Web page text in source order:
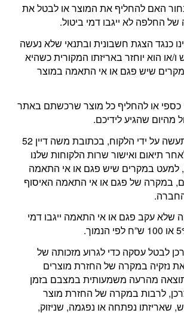
האם להחליף את המוצר או לבטל את
החלפה לא ייגבו דמי ביטול.
כנגד הצגת חשבונית ובתנאי שלא נעשה
או הוא יוחזר באריזתו המקורית כשהיא
שיש פגם או אי התאמה במוצר
כספי או להחליף כל מוצר שרכשתם באתר
החזרת המוצר תעשה על ידי הלקוח, בכתובת משה דיין 52
תיאום ואישור שרות הלקוחות שלנו
למעט במקרים שיש פגם או אי התאמה
במקרה של פגם או אי התאמה האיסוף
שלא עקב פגם או אי התאמה ייגבו דמי
לבטל עסקה כדי לגרוע מזכותה של
נזקיה במקרה של החזרת מוצרים
מהרעה משמעותית במצבם בזמן
לרבות במקרה של החזרת מוצר
שאריזתו נפתחה או נפגמה, שניזוק,